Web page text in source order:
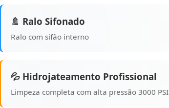
🚿 Ralo Sifonado
Ralo com sifão interno
💦 Hidrojateamento Profissional
Limpeza completa com alta pressão 3000 PSI